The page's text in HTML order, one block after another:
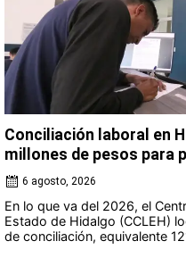
Conciliación laboral en
millones de pesos para
6 agosto, 2026
En lo que va del 2026, el
Estado de Hidalgo (CCLEH)
de conciliación, equivalente